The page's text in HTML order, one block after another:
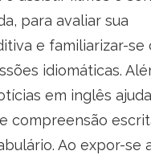
para avaliar sua
e familiarizar-se
idiomáticas.
em inglês
compreensão
Ao expor-se